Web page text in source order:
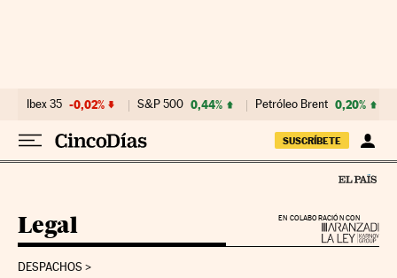
Ibex 35 -0,02% S&P 500 0,44% Petróleo Brent 0,20%
SUSCRÍBETE
EN COLABORACIÓN CON
Legal
DESPACHOS